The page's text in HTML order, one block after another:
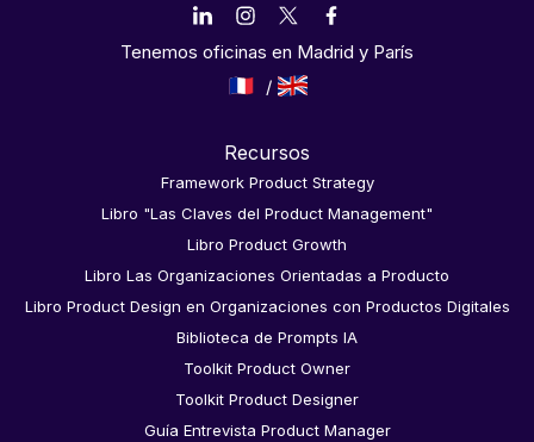
Tenemos oficinas en Madrid y París
Recursos
Framework Product Strategy
Libro "Las Claves del Product Management"
Libro Product Growth
Libro Las Organizaciones Orientadas a Producto
Libro Product Design en Organizaciones con Productos Digitales
Biblioteca de Prompts IA
Toolkit Product Owner
Toolkit Product Designer
Guía Entrevista Product Manager